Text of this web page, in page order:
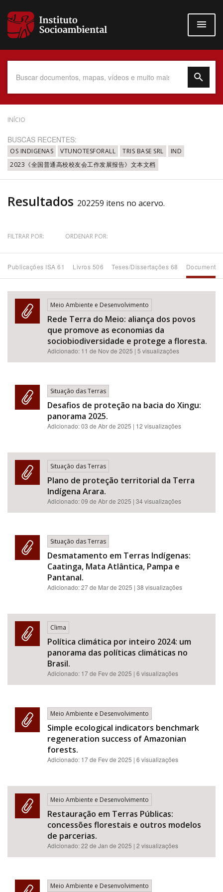
para
conteúdo
Data do Documento
Até
Tema
Subtema
Área de Levantamento
Área Protegida
INÍCIO
BUSCAS RECENTES:
OS INDIGENAS VTUNOTESFORALL TRIS BASE SRL
IND
2023《全国普通高校校友会工作发展报告》文本文档
Resultados 202259 itens no acervo.
FILTRAR POR: ORDENAR POR:
Publicações ISA 61 Livros 506 Teses/Dissertações 68
Meio Ambiente e Desenvolvimento
Rede Terra do Meio: aliança dos povos
que promove as economias da
sociobiodiversidade e protege a floresta.
Adicionado: 11 de Nov de 2025 | 5 visualizações
Situação das Terras
Desafios de proteção na bacia do Xingu:
panorama 2025.
Adicionado:03 de Abr de 2025 | 12 visualizações
Situação das Terras
Plano de proteção territorial da Terra
Indígena Arara.
Adicionado:09 de Abr de 2025 | 34 visualizações
Situação das Terras
Desmatamento em Terras Indígenas:
Caatinga, Mata Atlântica, Pampa e
Pantanal.
Adicionado:27 de Mar de 2025 | 38 visualizações
Clima
Política climática por inteiro 2024: um
panorama das políticas climáticas no
Brasil.
Adicionado: 17 de Fev de 2025 | 6 visualizações
Meio Ambiente e Desenvolvimento
Simple ecological indicators benchmark
regeneration success of Amazonian
forests.
Adicionado: 17 de Fev de 2025 | 6 visualizações
Meio Ambiente e Desenvolvimento
Restauração em Terras Públicas:
concessões florestais e outros modelos
de parcerias.
Adicionado:22 de Jan de 2025 | 2 visualizações
Meio Ambiente e Desenvolvimento